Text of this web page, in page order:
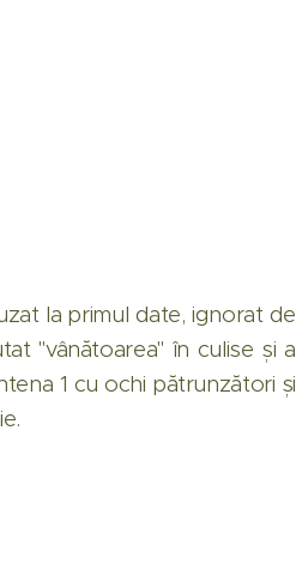
la primul date, ignorat de
"vânătoarea" în culise și a
1 cu ochi pătrunzători și